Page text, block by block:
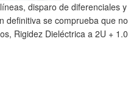
disparo de diferenciales
se comprueba que
Rigidez Dieléctrica a 2U +